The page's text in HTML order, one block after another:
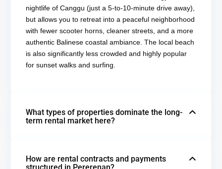
nightlife of Canggu (just a 5-to-10-minute drive away),
but allows you to retreat into a peaceful neighborhood
with fewer scooter horns, cleaner streets, and a more
authentic Balinese coastal ambiance. The local beach
is also significantly less crowded and highly popular
for sunset walks and surfing.
What types of properties dominate the long-
term rental market here?
How are rental contracts and payments
structured in Pererenan?